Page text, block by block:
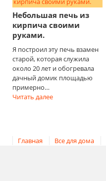
Небольшая печь из
кирпича своими
руками.
Я построил эту печь взамен
старой, которая служила
около 20 лет и обогревала
дачный домик площадью
примерно…
Читать далее
Главная Все для дома